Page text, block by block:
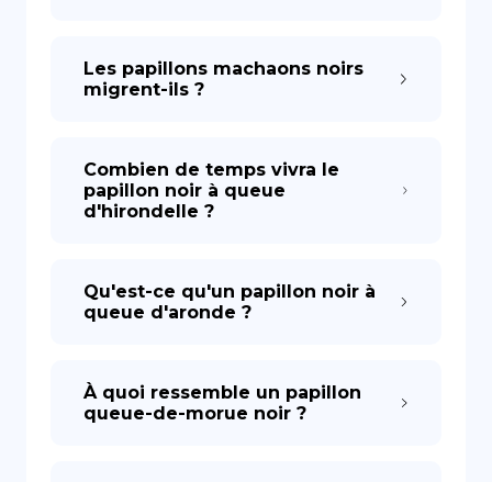
Les papillons machaons noirs
migrent-ils ?
Combien de temps vivra le
papillon noir à queue
d'hirondelle ?
Qu'est-ce qu'un papillon noir à
queue d'aronde ?
À quoi ressemble un papillon
queue-de-morue noir ?